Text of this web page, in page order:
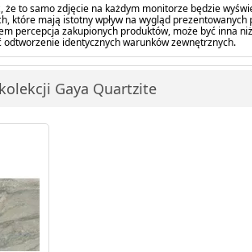
że to samo zdjęcie na każdym monitorze będzie
które mają istotny wpływ na wygląd
percepcja zakupionych produktów, może być inna
identycznych warunków zewnętrznych.
Gaya Quartzite